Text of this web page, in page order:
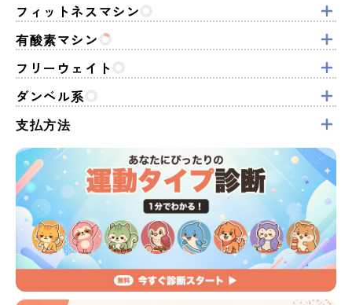
フィットネスマシン
有酸素マシン
フリーウェイト
ダンベル系
支払方法